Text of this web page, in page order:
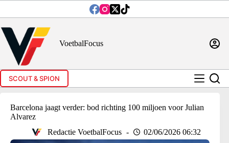
inhoud
VoetbalFocus
SCOUT & SPION
Barcelona jaagt verder: bod richting 100 miljoen voor Julian
Alvarez
Redactie VoetbalFocus
02/06/2026 06:32